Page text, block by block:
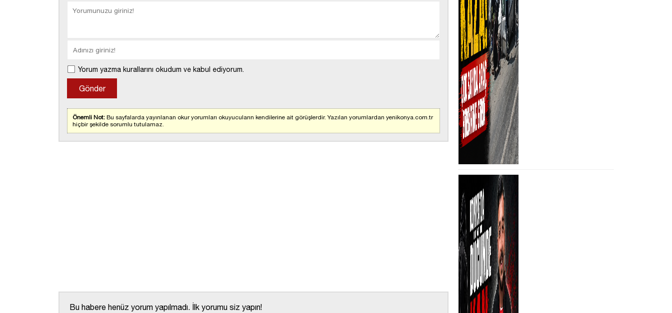
Yorum yazma kurallarını okudum ve kabul ediyorum.
Önemli Not: Bu sayfalarda yayınlanan okur yorumları okuyucuların kendilerine ait görüşlerdir. Yazılan yorumlardan yenikonya.com.tr
hiçbir şekilde sorumlu tutulamaz.
Bu habere henüz yorum yapılmadı. İlk yorumu siz yapın!